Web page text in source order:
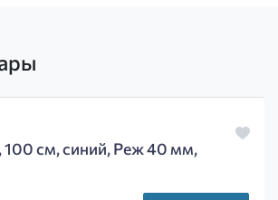
см, синий, Реж 40 мм,